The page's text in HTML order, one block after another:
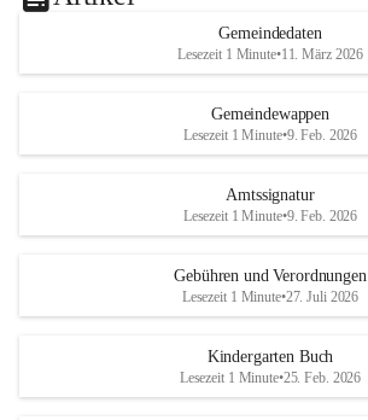
Gemeindedaten
Lesezeit 1 Minute•11. März 2026
Gemeindewappen
Lesezeit 1 Minute•9. Feb. 2026
Amtssignatur
Lesezeit 1 Minute•9. Feb. 2026
Gebühren und Verordnungen
Lesezeit 1 Minute•27. Juli 2026
Kindergarten Buch
Lesezeit 1 Minute•25. Feb. 2026